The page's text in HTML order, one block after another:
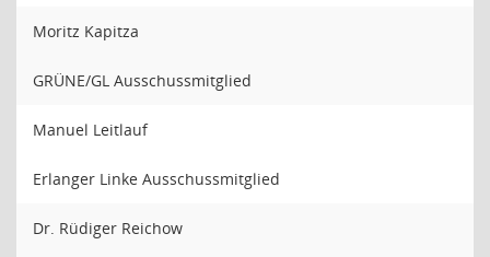
Moritz Kapitza
GRÜNE/GL Ausschussmitglied
Manuel Leitlauf
Erlanger Linke Ausschussmitglied
Dr. Rüdiger Reichow